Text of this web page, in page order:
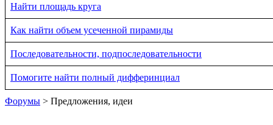
Найти площадь круга
Как найти объем усеченной пирамиды
Последовательности, подпоследовательности
Помогите найти полный дифферинциал
Форумы > Предложения, идеи